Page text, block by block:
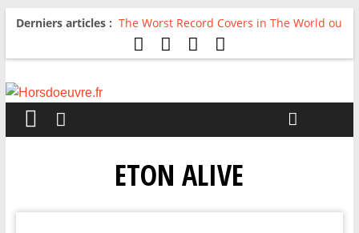
Derniers articles : The Worst Record Covers in The World ou
Comment rire du pire
Avril 2026 : C’est dans les vieux pots
For The First Time, Again : Tyler Ballgame
ETON ALIVE